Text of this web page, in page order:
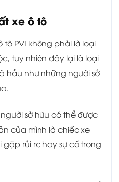
xe ô tô
tô PVI không phải là loại
tuy nhiên đây lại là loại
hầu như những người sở
sở hữu có thể được
của mình là chiếc xe
gặp rủi ro hay sự cố trong